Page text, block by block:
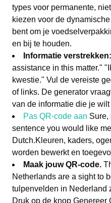
types voor permanente,
kiezen voor de
bent om je
en bij te houden.
Informatie verstrekken:
assistance in this matter."
kwestie." Vul de vereiste
of links. De generator
van de informatie die je
Pas QR-code aan Sure,
sentence you would like
Dutch.Kleuren, kaders,
worden bewerkt en
Maak jouw QR-code.
Netherlands are a sight to
tulpenvelden in Nederland
Druk op de knop Genereer